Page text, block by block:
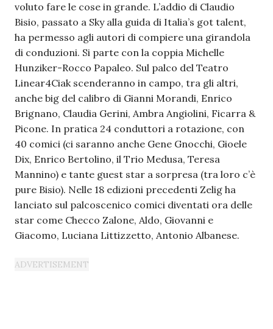
voluto fare le cose in grande. L’addio di Claudio
Bisio, passato a Sky alla guida di Italia’s got talent,
ha permesso agli autori di compiere una girandola
di conduzioni. Si parte con la coppia Michelle
Hunziker-Rocco Papaleo. Sul palco del Teatro
Linear4Ciak scenderanno in campo, tra gli altri,
anche big del calibro di Gianni Morandi, Enrico
Brignano, Claudia Gerini, Ambra Angiolini, Ficarra &
Picone. In pratica 24 conduttori a rotazione, con
40 comici (ci saranno anche Gene Gnocchi, Gioele
Dix, Enrico Bertolino, il Trio Medusa, Teresa
Mannino) e tante guest star a sorpresa (tra loro c’è
pure Bisio). Nelle 18 edizioni precedenti Zelig ha
lanciato sul palcoscenico comici diventati ora delle
star come Checco Zalone, Aldo, Giovanni e
Giacomo, Luciana Littizzetto, Antonio Albanese.